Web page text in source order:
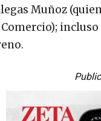
Muñoz